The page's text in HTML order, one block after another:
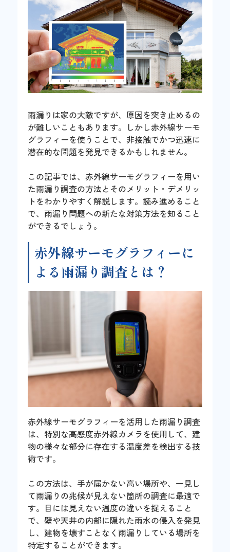
雨漏りは家の大敵ですが、原因を突き止めるの
が難しいこともあります。しかし赤外線サーモ
グラフィーを使うことで、非接触でかつ迅速に
潜在的な問題を発見できるかもしれません。
この記事では、赤外線サーモグラフィーを用い
た雨漏り調査の方法とそのメリット・デメリッ
トをわかりやすく解説します。読み進めること
で、雨漏り問題への新たな対策方法を知ること
ができるでしょう。
赤外線サーモグラフィーに
よる雨漏り調査とは？
赤外線サーモグラフィーを活用した雨漏り調査
は、特別な高感度赤外線カメラを使用して、建
物の様々な部分に存在する温度差を検出する技
術です。
この方法は、手が届かない高い場所や、一見し
て雨漏りの兆候が見えない箇所の調査に最適で
す。目には見えない温度の違いを捉えること
で、壁や天井の内部に隠れた雨水の侵入を発見
し、建物を壊すことなく雨漏りしている場所を
特定することができます。